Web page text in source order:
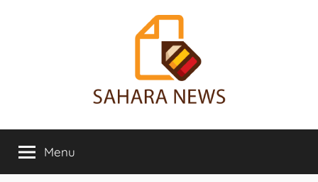
Sahara
News
sur
le
Menu